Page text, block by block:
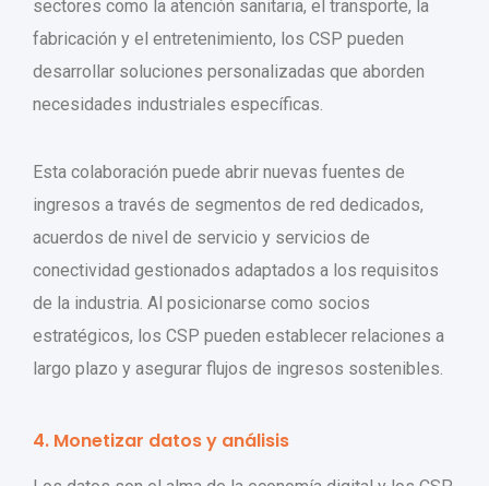
sectores como la atención sanitaria, el transporte, la
fabricación y el entretenimiento, los CSP pueden
desarrollar soluciones personalizadas que aborden
necesidades industriales específicas.
Esta colaboración puede abrir nuevas fuentes de
ingresos a través de segmentos de red dedicados,
acuerdos de nivel de servicio y servicios de
conectividad gestionados adaptados a los requisitos
de la industria. Al posicionarse como socios
estratégicos, los CSP pueden establecer relaciones a
largo plazo y asegurar flujos de ingresos sostenibles.
4. Monetizar datos y análisis